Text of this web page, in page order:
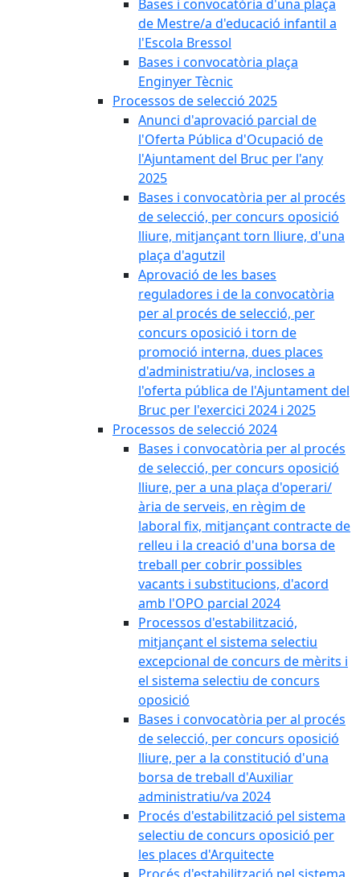
Bases i convocatòria d'una plaça
de Mestre/a d'educació infantil a
l'Escola Bressol
Bases i convocatòria plaça
Enginyer Tècnic
Processos de selecció 2025
Anunci d'aprovació parcial de
l'Oferta Pública d'Ocupació de
l'Ajuntament del Bruc per l'any
2025
Bases i convocatòria per al procés
de selecció, per concurs oposició
lliure, mitjançant torn lliure, d'una
plaça d'agutzil
Aprovació de les bases
reguladores i de la convocatòria
per al procés de selecció, per
concurs oposició i torn de
promoció interna, dues places
d'administratiu/va, incloses a
l'oferta pública de l'Ajuntament del
Bruc per l'exercici 2024 i 2025
Processos de selecció 2024
Bases i convocatòria per al procés
de selecció, per concurs oposició
lliure, per a una plaça d'operari/
ària de serveis, en règim de
laboral fix, mitjançant contracte de
relleu i la creació d'una borsa de
treball per cobrir possibles
vacants i substitucions, d'acord
amb l'OPO parcial 2024
Processos d'estabilització,
mitjançant el sistema selectiu
excepcional de concurs de mèrits i
el sistema selectiu de concurs
oposició
Bases i convocatòria per al procés
de selecció, per concurs oposició
lliure, per a la constitució d'una
borsa de treball d'Auxiliar
administratiu/va 2024
Procés d'estabilització pel sistema
selectiu de concurs oposició per
les places d'Arquitecte